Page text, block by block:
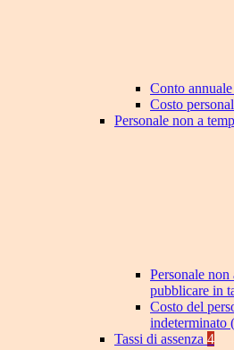
Conto
Costo
Personale non a
Personale
pubblicare in
Costo del
indeterminato
Tassi di assenza 4